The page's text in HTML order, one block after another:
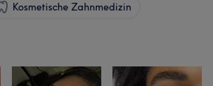
Kosmetische Zahnmedizin